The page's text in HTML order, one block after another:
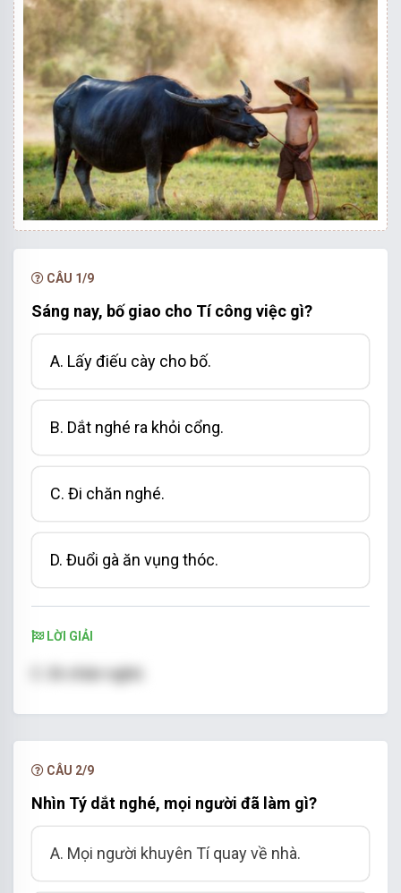
CÂU 1/9
Sáng nay, bố giao cho Tí công việc gì?
A. Lấy điếu cày cho bố.
B. Dắt nghé ra khỏi cổng.
C. Đi chăn nghé.
D. Đuổi gà ăn vụng thóc.
LỜI GIẢI
Đi chăn nghé
CÂU 2/9
Nhìn Tý dắt nghé, mọi người đã làm gì?
A. Mọi người khuyên Tí quay về nhà.